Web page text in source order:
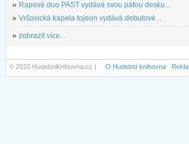
» Rapové duo PAST vydává svou pátou desku...
» Vršovická kapela tojeon vydává debutové...
» zobrazit více...
© 2010 HudebniKnihovna.cz | O Hudební knihovna